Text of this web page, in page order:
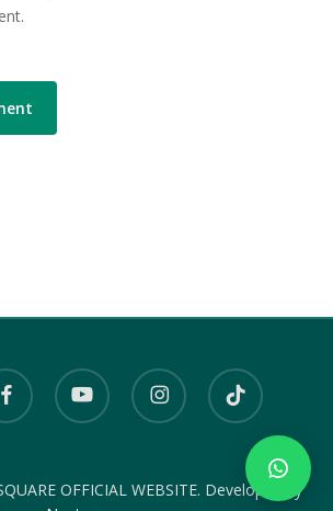
youtube instagram tiktok
OFFICIAL WEBSITE. Developed by